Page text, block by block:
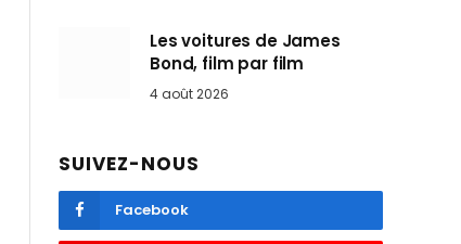
Les voitures de James
Bond, film par film
4 août 2026
SUIVEZ-NOUS
Facebook